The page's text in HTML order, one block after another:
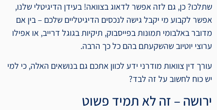
שתלכו? כן, גם לזה אפשר לדאוג בצוואה! בעידן הדיגיטלי שלנו,
אפשר לקבוע מי יקבל גישה לנכסים הדיגיטליים שלכם – בין אם
מדובר באלבומי תמונות בפייסבוק, תיקיות בגוגל דרייב, או אפילו
ערוצי יוטיוב שהשקעתם בהם כל כך הרבה.
עורך דין צוואות מודרני ידע לכוון אתכם גם בנושאים האלה, כי למי
יש כוח לחשוב על זה לבד?
ירושה – זה לא תמיד פשוט